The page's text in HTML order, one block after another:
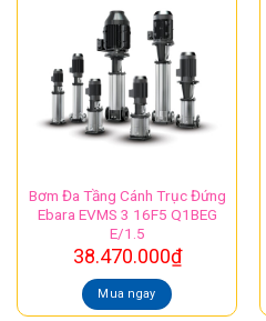
Bơm Đa Tầng Cánh Trục Đứng
Ebara EVMS 3 16F5 Q1BEG
E/1.5
38.470.000₫
Mua ngay